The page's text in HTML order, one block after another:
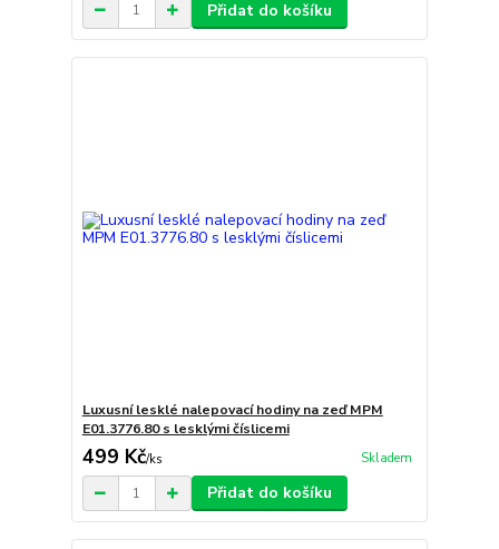
Přidat do košíku
Luxusní lesklé nalepovací hodiny na zeď MPM
E01.3776.80 s lesklými číslicemi
499 Kč/ks Skladem
Přidat do košíku